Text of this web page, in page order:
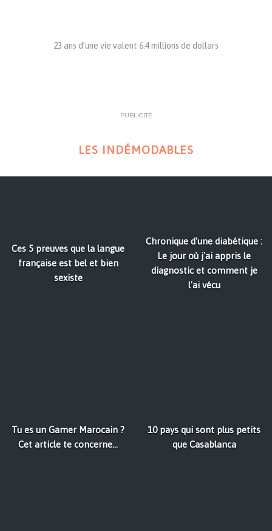
23 ans d’une vie valent 6.4 millions de dollars
PUBLICITÉ
LES INDÉMODABLES
Ces 5 preuves que la langue
française est bel et bien
sexiste
Chronique d'une diabétique :
Le jour où j'ai appris le
diagnostic et comment je
l'ai vécu
Tu es un Gamer Marocain ?
Cet article te concerne...
10 pays qui sont plus petits
que Casablanca